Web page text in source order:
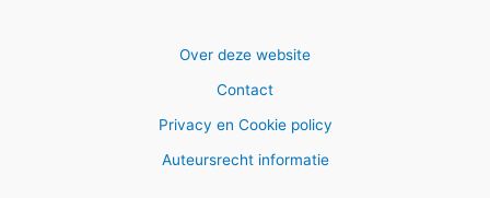
Over deze website
Contact
Privacy en Cookie policy
Auteursrecht informatie